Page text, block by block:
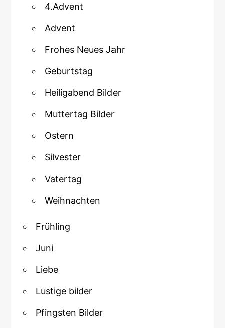
4.Advent
Advent
Frohes Neues Jahr
Geburtstag
Heiligabend Bilder
Muttertag Bilder
Ostern
Silvester
Vatertag
Weihnachten
Frühling
Juni
Liebe
Lustige bilder
Pfingsten Bilder